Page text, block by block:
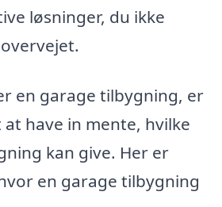
løsninger, du ikke
en garage tilbygning, er
have in mente, hvilke
kan give. Her er
en garage tilbygning